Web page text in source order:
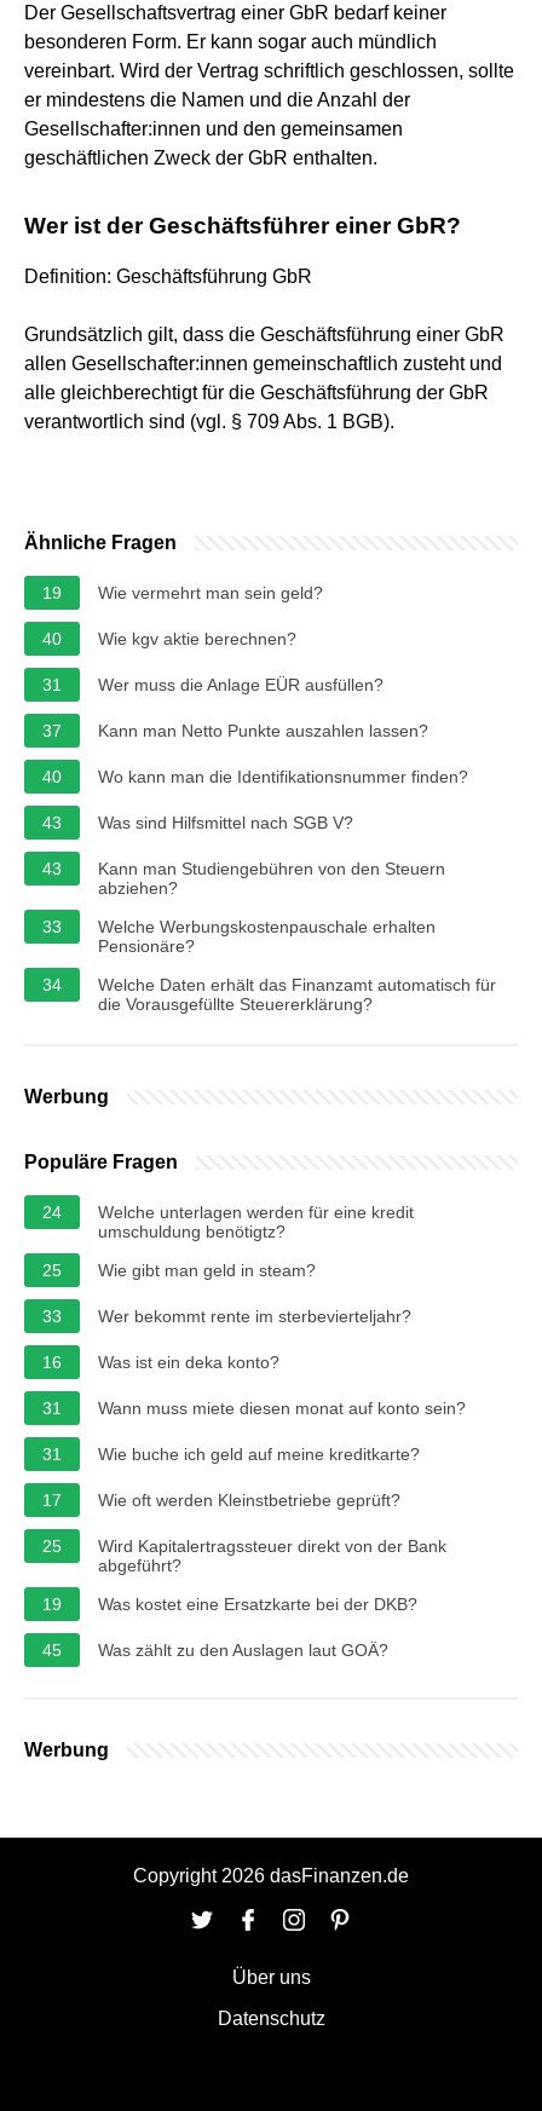
Der Gesellschaftsvertrag einer GbR bedarf keiner
besonderen Form. Er kann sogar auch mündlich
vereinbart. Wird der Vertrag schriftlich geschlossen, sollte
er mindestens die Namen und die Anzahl der
Gesellschafter:innen und den gemeinsamen
geschäftlichen Zweck der GbR enthalten.
Wer ist der Geschäftsführer einer GbR?
Definition: Geschäftsführung GbR
Grundsätzlich gilt, dass die Geschäftsführung einer GbR
allen Gesellschafter:innen gemeinschaftlich zusteht und
alle gleichberechtigt für die Geschäftsführung der GbR
verantwortlich sind (vgl. § 709 Abs. 1 BGB).
Ähnliche Fragen
19 Wie vermehrt man sein geld?
40 Wie kgv aktie berechnen?
31 Wer muss die Anlage EÜR ausfüllen?
37 Kann man Netto Punkte auszahlen lassen?
40 Wo kann man die Identifikationsnummer finden?
43 Was sind Hilfsmittel nach SGB V?
43
Kann man Studiengebühren von den Steuern
abziehen?
33
Welche Werbungskostenpauschale erhalten
Pensionäre?
34
Welche Daten erhält das Finanzamt automatisch für
die Vorausgefüllte Steuererklärung?
Werbung
Populäre Fragen
24
Welche unterlagen werden für eine kredit
umschuldung benötigtz?
25
Wie gibt man geld in steam?
33 Wer bekommt rente im sterbevierteljahr?
16 Was ist ein deka konto?
31 Wann muss miete diesen monat auf konto sein?
31 Wie buche ich geld auf meine kreditkarte?
17 Wie oft werden Kleinstbetriebe geprüft?
25
Wird Kapitalertragssteuer direkt von der Bank
abgeführt?
19
Was kostet eine Ersatzkarte bei der DKB?
45 Was zählt zu den Auslagen laut GOÄ?
Werbung
Copyright 2026 dasFinanzen.de
Über uns
Datenschutz